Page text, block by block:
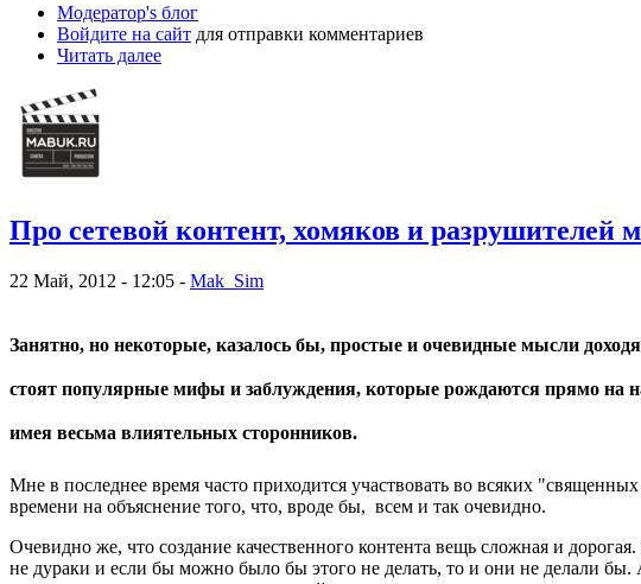
Модератор's блог
Войдите на сайт для отправки комментариев
Читать далее
Про сетевой контент, хомяков и разрушителей
22 Май, 2012 - 12:05 - Mak_Sim
Занятно, но некоторые, казалось бы, простые и очевидные мысли
стоят популярные мифы и заблуждения, которые рождаются прямо на
имея весьма влиятельных сторонников.
Мне в последнее время часто приходится участвовать во всяких
времени на объяснение того, что, вроде бы, всем и так очевидно.
Очевидно же, что создание качественного контента вещь сложная и
не дураки и если бы можно было бы этого не делать, то и они не делали